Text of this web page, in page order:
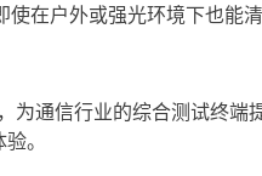
户外或强光环境下也能清
通信行业的综合测试终端
。